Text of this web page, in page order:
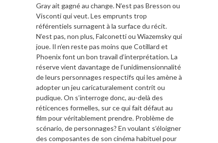
Gray ait gagné au change. N’est pas Bresson ou
Visconti qui veut. Les emprunts trop
référentiels surnagent à la surface du récit.
N’est pas, non plus, Falconetti ou Wiazemsky qui
joue. Il n’en reste pas moins que Cotillard et
Phoenix font un bon travail d’interprétation. La
réserve vient davantage de l’unidimensionnalité
de leurs personnages respectifs qui les amène à
adopter un jeu caricaturalement contrit ou
pudique. On s’interroge donc, au-delà des
réticences formelles, sur ce qui fait défaut au
film pour véritablement prendre. Problème de
scénario, de personnages? En voulant s’éloigner
des composantes de son cinéma habituel pour